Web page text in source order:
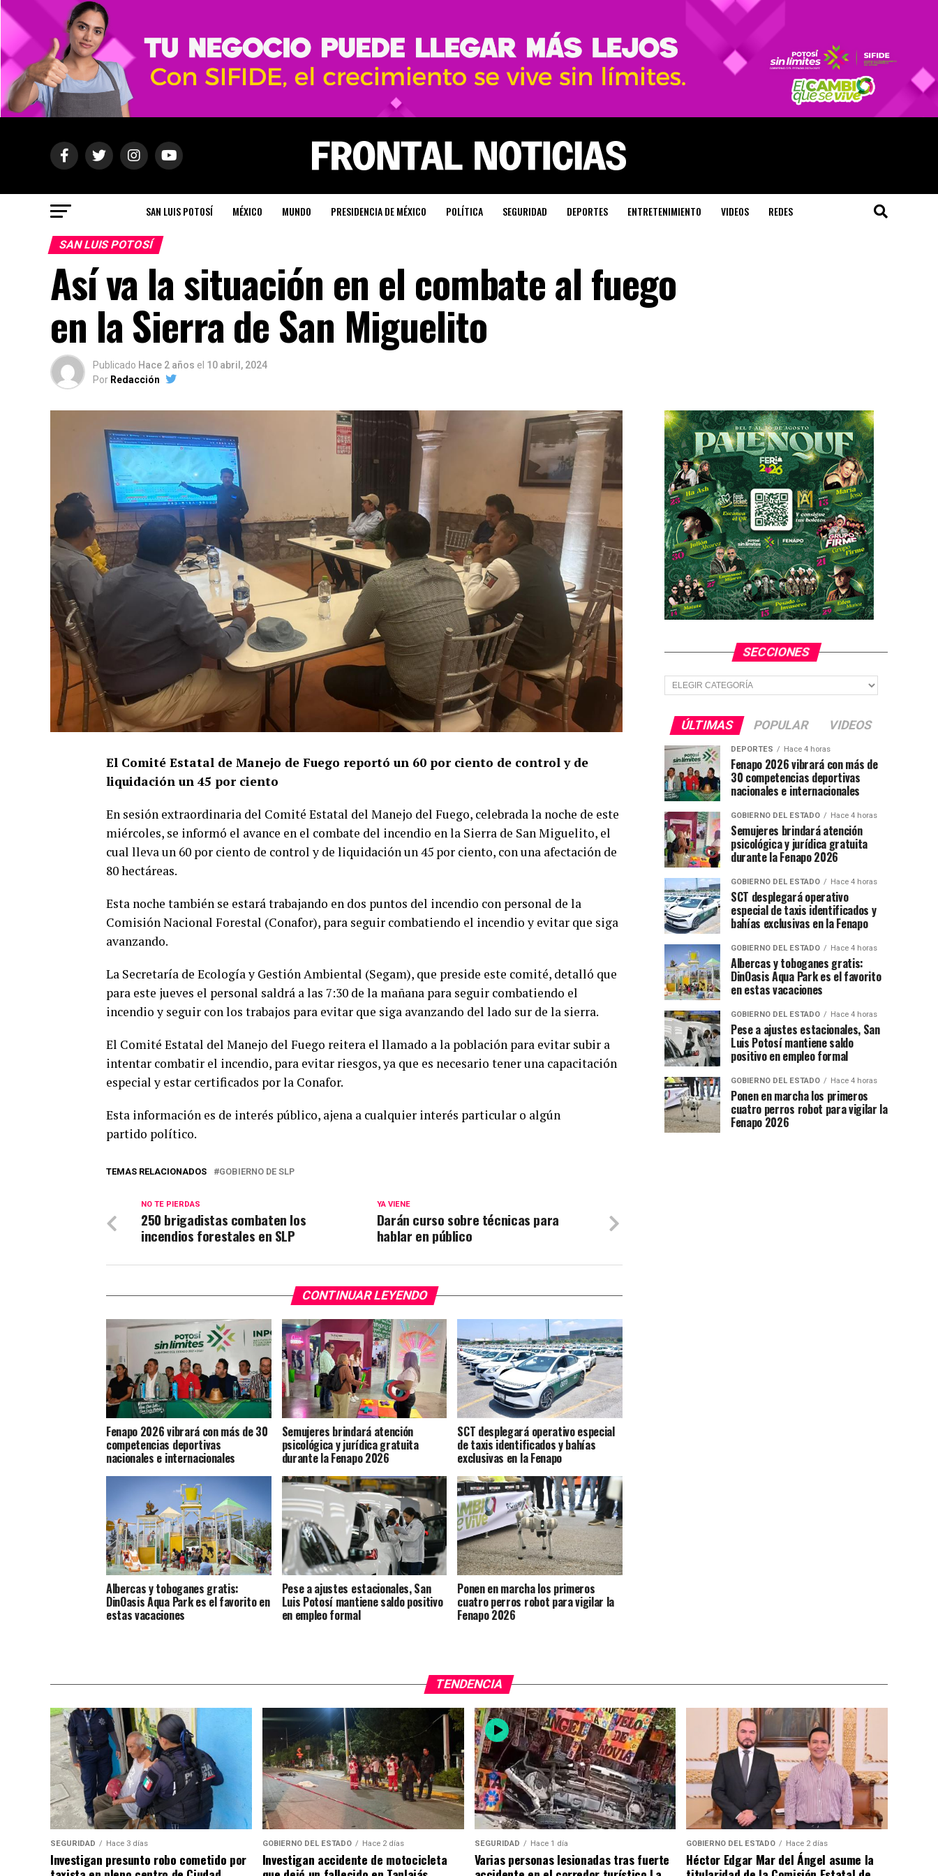
SAN LUIS POTOSÍ MÉXICO MUNDO PRESIDENCIA DE MÉXICO POLÍTICA SEGURIDAD DEPORTES ENTRETENIMIENTO VIDEOS REDES
SAN LUIS POTOSÍ
Así va la situación en el combate al fuego
en la Sierra de San Miguelito
Publicado Hace 2 años el 10 abril, 2024
Por Redacción
El Comité Estatal de Manejo de Fuego reportó un 60 por ciento de control y de
liquidación un 45 por ciento
En sesión extraordinaria del Comité Estatal del Manejo del Fuego, celebrada la noche de este
miércoles, se informó el avance en el combate del incendio en la Sierra de San Miguelito, el
cual lleva un 60 por ciento de control y de liquidación un 45 por ciento, con una afectación de
80 hectáreas.
Esta noche también se estará trabajando en dos puntos del incendio con personal de la
Comisión Nacional Forestal (Conafor), para seguir combatiendo el incendio y evitar que siga
avanzando.
La Secretaría de Ecología y Gestión Ambiental (Segam), que preside este comité, detalló que
para este jueves el personal saldrá a las 7:30 de la mañana para seguir combatiendo el
incendio y seguir con los trabajos para evitar que siga avanzando del lado sur de la sierra.
El Comité Estatal del Manejo del Fuego reitera el llamado a la población para evitar subir a
intentar combatir el incendio, para evitar riesgos, ya que es necesario tener una capacitación
especial y estar certificados por la Conafor.
Esta información es de interés público, ajena a cualquier interés particular o algún
partido político.
TEMAS RELACIONADOS GOBIERNO DE SLP
YA VIENE
Darán curso sobre técnicas para
hablar en público
NO TE PIERDAS
250 brigadistas combaten los
incendios forestales en SLP
CONTINUAR LEYENDO
Fenapo 2026 vibrará con más de 30
competencias deportivas
nacionales e internacionales
Semujeres brindará atención
psicológica y jurídica gratuita
durante la Fenapo 2026
SCT desplegará operativo especial
de taxis identificados y bahías
exclusivas en la Fenapo
Albercas y toboganes gratis:
DinOasis Aqua Park es el favorito en
estas vacaciones
Pese a ajustes estacionales, San
Luis Potosí mantiene saldo positivo
en empleo formal
Ponen en marcha los primeros
cuatro perros robot para vigilar la
Fenapo 2026
SECCIONES
Secciones
ÚLTIMAS POPULAR VIDEOS
DEPORTES Hace 4 horas
Fenapo 2026 vibrará con más de
30 competencias deportivas
nacionales e internacionales
GOBIERNO DEL ESTADO Hace 4 horas
Semujeres brindará atención
psicológica y jurídica gratuita
durante la Fenapo 2026
GOBIERNO DEL ESTADO Hace 4 horas
SCT desplegará operativo
especial de taxis identificados y
bahías exclusivas en la Fenapo
GOBIERNO DEL ESTADO Hace 4 horas
Albercas y toboganes gratis:
DinOasis Aqua Park es el favorito
en estas vacaciones
GOBIERNO DEL ESTADO Hace 4 horas
Pese a ajustes estacionales, San
Luis Potosí mantiene saldo
positivo en empleo formal
GOBIERNO DEL ESTADO Hace 4 horas
Ponen en marcha los primeros
cuatro perros robot para vigilar la
Fenapo 2026
TENDENCIA
SEGURIDAD Hace 3 días
Investigan presunto robo cometido por
GOBIERNO DEL ESTADO Hace 2 días
Investigan accidente de motocicleta
SEGURIDAD Hace 1 día
Varias personas lesionadas tras fuerte
GOBIERNO DEL ESTADO Hace 2 días
Héctor Edgar Mar del Ángel asume la